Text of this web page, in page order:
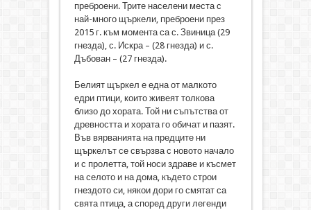
преброени. Трите населени места с
най-много щъркели, преброени през
2015 г. към момента са с. Звиница (29
гнезда), с. Искра – (28 гнезда) и с.
Дъбован – (27 гнезда).
Белият щъркел е една от малкото
едри птици, които живеят толкова
близо до хората. Той ни съпътства от
древността и хората го обичат и пазят.
Във вярванията на предците ни
щъркелът се свързва с новото начало
и с пролетта, той носи здраве и късмет
на селото и на дома, където строи
гнездото си, някои дори го смятат са
свята птица, а според други легенди